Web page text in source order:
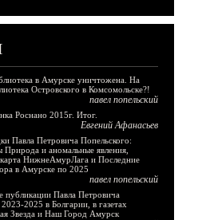
в Амурске уничтожена. На
Островского в Комсомольске?!
павел попельский
Роснано 2015г. Итог.
Евгений Афанасьев
Павла Петровича Попельского:
Природа и аномальные явления,
карта НижнеАмурЛага и Последние
в Амурске по 2025
павел попельский
публикации Павла Петровича
2025 в Болгарии, в газетах
Звезда и Наш Город Амурск